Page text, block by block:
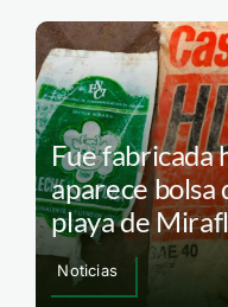
Fue fabricada
aparece bolsa
playa de
Noticias